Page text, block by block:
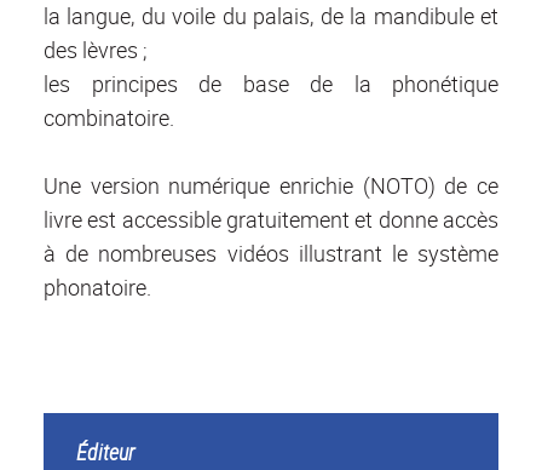
la langue, du voile du palais, de la mandibule et
des lèvres ;
les principes de base de la phonétique
combinatoire.
Une version numérique enrichie (NOTO) de ce
livre est accessible gratuitement et donne accès
à de nombreuses vidéos illustrant le système
phonatoire.
Éditeur